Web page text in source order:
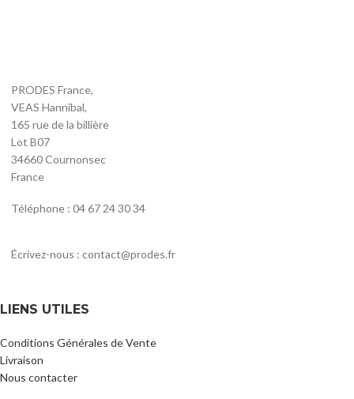
PRODES France,
VEAS Hannibal,
165 rue de la billière
Lot B07
34660 Cournonsec
France
Téléphone : 04 67 24 30 34
Écrivez-nous : contact@prodes.fr
LIENS UTILES
Conditions Générales de Vente
Livraison
Nous contacter